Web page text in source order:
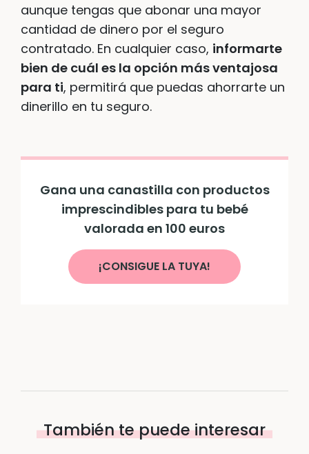
aunque tengas que abonar una mayor
cantidad de dinero por el seguro
contratado. En cualquier caso, informarte
bien de cuál es la opción más ventajosa
para ti, permitirá que puedas ahorrarte un
dinerillo en tu seguro.
Gana una canastilla con productos
imprescindibles para tu bebé
valorada en 100 euros
¡CONSIGUE LA TUYA!
También te puede interesar